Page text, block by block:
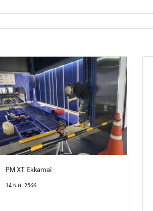
PM XT Ekkamai
14 ธ.ค. 2566